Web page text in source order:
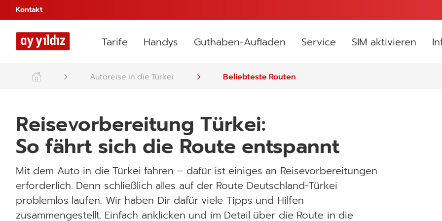
Kontakt
Tarife Handys Guthaben-Aufladen Service SIM aktivieren
Autoreise in die Türkei Beliebteste Routen
Reisevorbereitung Türkei:
So fährt sich die Route entspannt
Mit dem Auto in die Türkei fahren – dafür ist einiges an Reisevorbereitungen
erforderlich. Denn schließlich alles auf der Route Deutschland-Türkei
problemlos laufen. Wir haben Dir dafür viele Tipps und Hilfen
zusammengestellt. Einfach anklicken und im Detail über die Route in die